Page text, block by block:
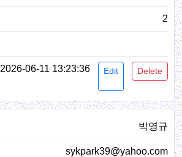
2
2026-06-11 13:23:36 Edit Delete
박영규
sykpark39@yahoo.com